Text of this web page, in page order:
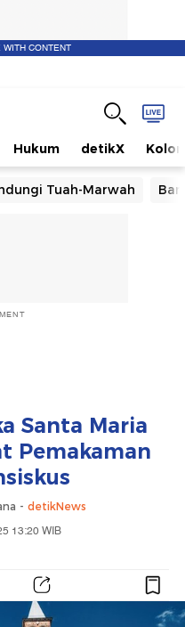
CONTENT
Hukum detikX
Tuah-Marwah
Santa Maria
Pemakaman
- detikNews
13:20 WIB